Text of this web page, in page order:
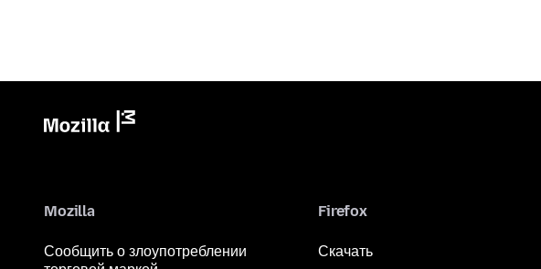
Mozilla
Сообщить о злоупотреблении
Firefox
Скачать